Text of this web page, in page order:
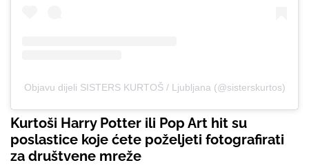
Objavu dijeli SISTERS KURTOŠ / Ljubljana (@sisterskurtos)
Kurtoši Harry Potter ili Pop Art hit su
poslastice koje ćete poželjeti fotografirati
za društvene mreže